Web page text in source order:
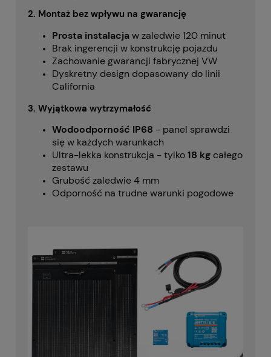
2. Montaż bez wpływu na gwarancję
Prosta instalacjaw zaledwie 120 minut
Brak ingerencji w konstrukcję pojazdu
Zachowanie gwarancji fabrycznej VW
Dyskretny design dopasowany do linii
California
3. Wyjątkowa wytrzymałość
Wodoodporność IP68 - panel sprawdzi
się w każdych warunkach
Ultra-lekka konstrukcja - tylko18 kg całego
zestawu
Grubość zaledwie 4 mm
Odporność na trudne warunki pogodowe